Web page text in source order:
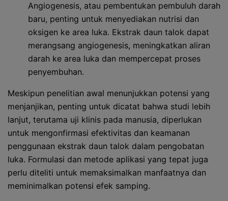
Angiogenesis, atau pembentukan pembuluh darah
baru, penting untuk menyediakan nutrisi dan
oksigen ke area luka. Ekstrak daun talok dapat
merangsang angiogenesis, meningkatkan aliran
darah ke area luka dan mempercepat proses
penyembuhan.
Meskipun penelitian awal menunjukkan potensi yang
menjanjikan, penting untuk dicatat bahwa studi lebih
lanjut, terutama uji klinis pada manusia, diperlukan
untuk mengonfirmasi efektivitas dan keamanan
penggunaan ekstrak daun talok dalam pengobatan
luka. Formulasi dan metode aplikasi yang tepat juga
perlu diteliti untuk memaksimalkan manfaatnya dan
meminimalkan potensi efek samping.